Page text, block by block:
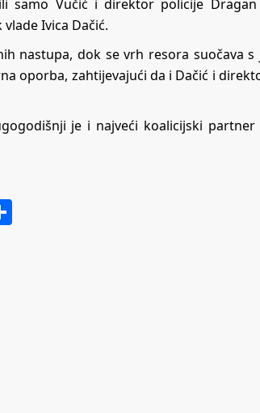
samo Vučić i direktor policije
Ivica Dačić.
nastupa, dok se vrh resora suočava
oporba, zahtijevajući da i Dačić i
je i najveći koalicijski